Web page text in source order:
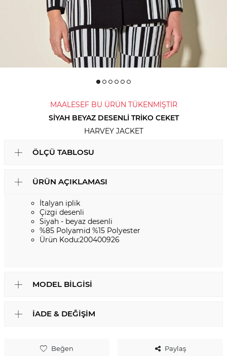
MAALESEF BU ÜRÜN TÜKENMİŞTİR
SIYAH BEYAZ DESENLI TRIKO CEKET
HARVEY JACKET
Beğen Paylaş
ÖLÇÜ TABLOSU
ÜRÜN AÇIKLAMASI
İtalyan iplik
Çizgi desenli
Siyah - beyaz desenli
%85 Polyamid %15 Polyester
Ürün Kodu:200400926
MODEL BILGISI
İADE & DEĞIŞIM